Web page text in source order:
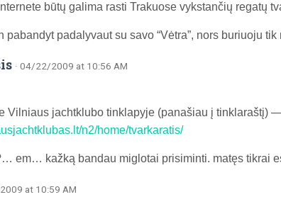
būtų galima rasti Trakuose vykstančių regatų
pabandyt padalyvaut su savo “Vėtra”, nors buriuoju tik
· 04/22/2009 at 10:56 AM
Vilniaus jachtklubo tinklapyje (panašiau į tinklaraštį)
n2/home/tvarkaratis/
em… kažką bandau miglotai prisiminti. matęs tikrai
at 10:59 AM